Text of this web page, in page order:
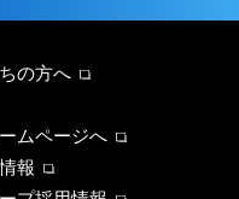
の方へ
ムページへ
報